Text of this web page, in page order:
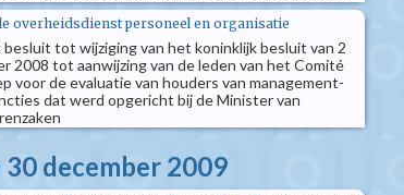
overheidsdienst personeel en organisatie
besluit tot wijziging van het koninklijk besluit van 2
2008 tot aanwijzing van de leden van het Comité
voor de evaluatie van houders van management-
dat werd opgericht bij de Minister van
december 2009